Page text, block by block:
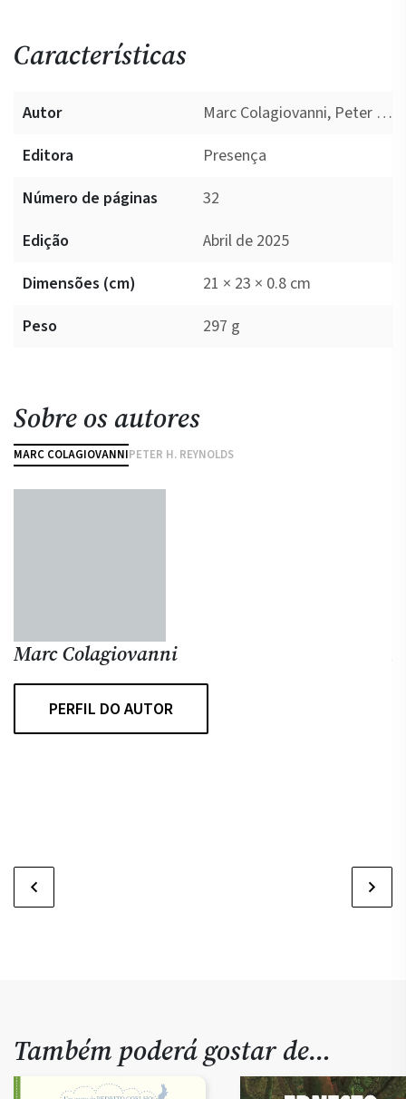
Características
Autor
Marc Colagiovanni, Peter H. Reynolds
Editora
Presença
Número de páginas
32
Edição
Abril de 2025
Dimensões (cm)
21 × 23 × 0.8 cm
Peso
297 g
Sobre os autores
MARC COLAGIOVANNIPETER H. REYNOLDS
Marc Colagiovanni
PERFIL DO AUTOR
Também poderá gostar de…